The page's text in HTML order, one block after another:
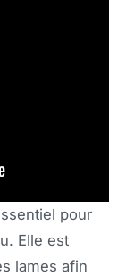
pour
Elle est
lames afin